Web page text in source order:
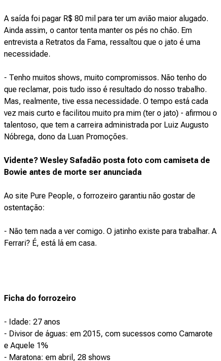
A saída foi pagar R$ 80 mil para ter um avião maior alugado.
Ainda assim, o cantor tenta manter os pés no chão. Em
entrevista a Retratos da Fama, ressaltou que o jato é uma
necessidade.
- Tenho muitos shows, muito compromissos. Não tenho do
que reclamar, pois tudo isso é resultado do nosso trabalho.
Mas, realmente, tive essa necessidade. O tempo está cada
vez mais curto e facilitou muito pra mim (ter o jato) - afirmou o
talentoso, que tem a carreira administrada por Luiz Augusto
Nóbrega, dono da Luan Promoções.
Vidente? Wesley Safadão posta foto com camiseta de
Bowie antes de morte ser anunciada
Ao site Pure People, o forrozeiro garantiu não gostar de
ostentação:
- Não tem nada a ver comigo. O jatinho existe para trabalhar. A
Ferrari? É, está lá em casa.
Ficha do forrozeiro
- Idade: 27 anos
- Divisor de águas: em 2015, com sucessos como Camarote
e Aquele 1%
- Maratona: em abril, 28 shows